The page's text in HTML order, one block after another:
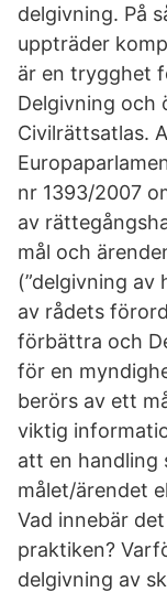
delgivning. På
uppträder
är en trygghet
Delgivning och
Civilrättsatlas.
nr 1393/2007
av
mål och
(”delgivning av
av rådets
förbättra och
för en
berörs av ett
viktig
att en handling
målet/ärendet
Vad innebär
praktiken?
delgivning av